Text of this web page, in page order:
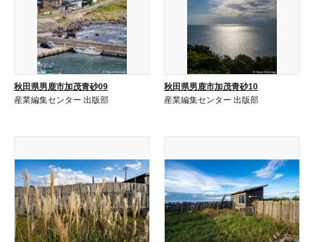
秋田県男鹿市加茂青砂09
産業編集センター 出版部
秋田県男鹿市加茂青砂10
産業編集センター 出版部